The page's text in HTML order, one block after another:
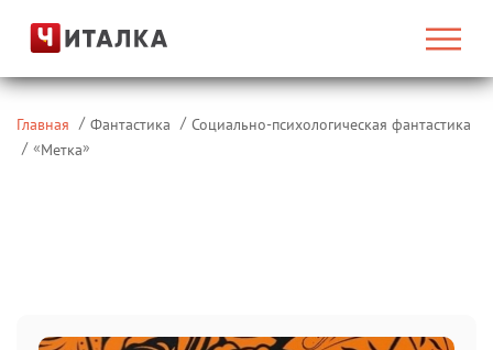
Главная Фантастика
Социально-психологическая фантастика
«Метка»